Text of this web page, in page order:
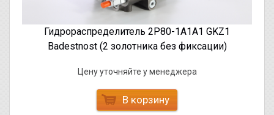
Гидрораспределитель 2Р80-1А1А1 GKZ1
Badestnost (2 золотника без фиксации)
Цену уточняйте у менеджера
В корзину